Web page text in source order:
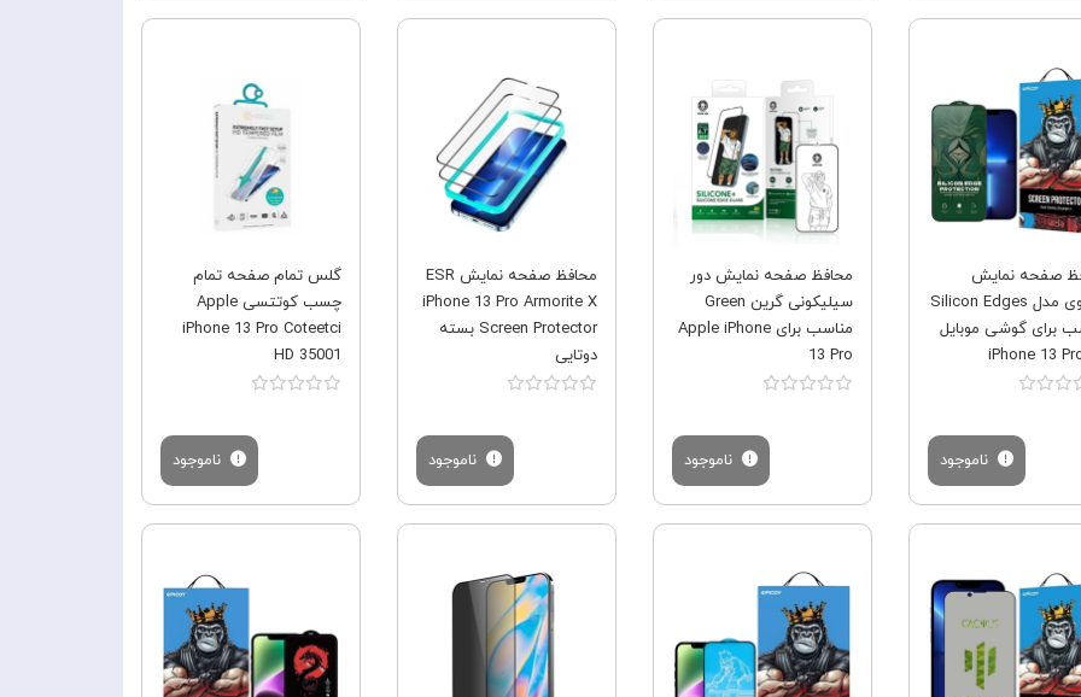
صفحه نمایش
اپیکوی مدل Silicon Edges
برای گوشی موبایل
ناموجود
محافظ صفحه نمایش دور
سیلیکونی گرین Green
مناسب برای Apple iPhone
13 Pro
ناموجود
محافظ صفحه نمایش ESR
iPhone 13 Pro Armorite X
Screen Protector بسته
دوتایی
ناموجود
گلس تمام صفحه تمام
چسب کوتتسی Apple
iPhone 13 Pro Coteetci
HD 35001
ناموجود